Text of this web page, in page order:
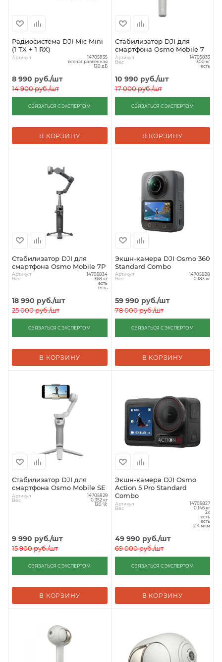
Радиосистема DJI Mic Mini
(1 TX + 1 RX)
Артикул
14705835
всенаправленная
120 дБ
8 990 руб./шт
14 900руб./шт
СВЯЗАТЬСЯ С ЭКСПЕРТОМ
В КОРЗИНУ
Стабилизатор DJI для
смартфона Osmo Mobile 7
Артикул 14705833
Вес
300 кг
есть
10 990 руб./шт
17 000руб./шт
СВЯЗАТЬСЯ С ЭКСПЕРТОМ
В КОРЗИНУ
Стабилизатор DJI для
смартфона Osmo Mobile 7P
Артикул 14705834
Вес
368 кг
есть
есть
18 990 руб./шт
25 000руб./шт
СВЯЗАТЬСЯ С ЭКСПЕРТОМ
В КОРЗИНУ
Экшн-камера DJI Osmo 360
Standard Combo
Артикул 14705828
Вес 0.183 кг
59 990 руб./шт
78 000руб./шт
СВЯЗАТЬСЯ С ЭКСПЕРТОМ
В КОРЗИНУ
Стабилизатор DJI для
смартфона Osmo Mobile SE
Артикул 14705829
Вес
0.352 кг
120 °/с
9 990 руб./шт
15 900руб./шт
СВЯЗАТЬСЯ С ЭКСПЕРТОМ
В КОРЗИНУ
Экшн-камера DJI Osmo
Action 5 Pro Standard
Combo
Артикул 14705827
Вес
0.146 кг
2x
есть
есть
2.4 мкм
49 990 руб./шт
69 000руб./шт
СВЯЗАТЬСЯ С ЭКСПЕРТОМ
В КОРЗИНУ